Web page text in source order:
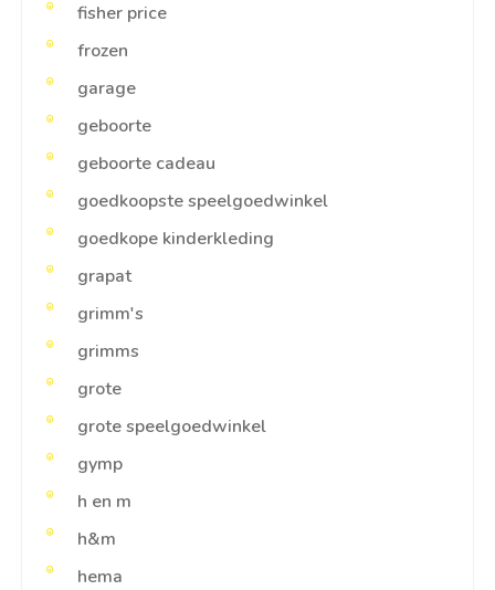
fisher price
frozen
garage
geboorte
geboorte cadeau
goedkoopste speelgoedwinkel
goedkope kinderkleding
grapat
grimm's
grimms
grote
grote speelgoedwinkel
gymp
h en m
h&m
hema